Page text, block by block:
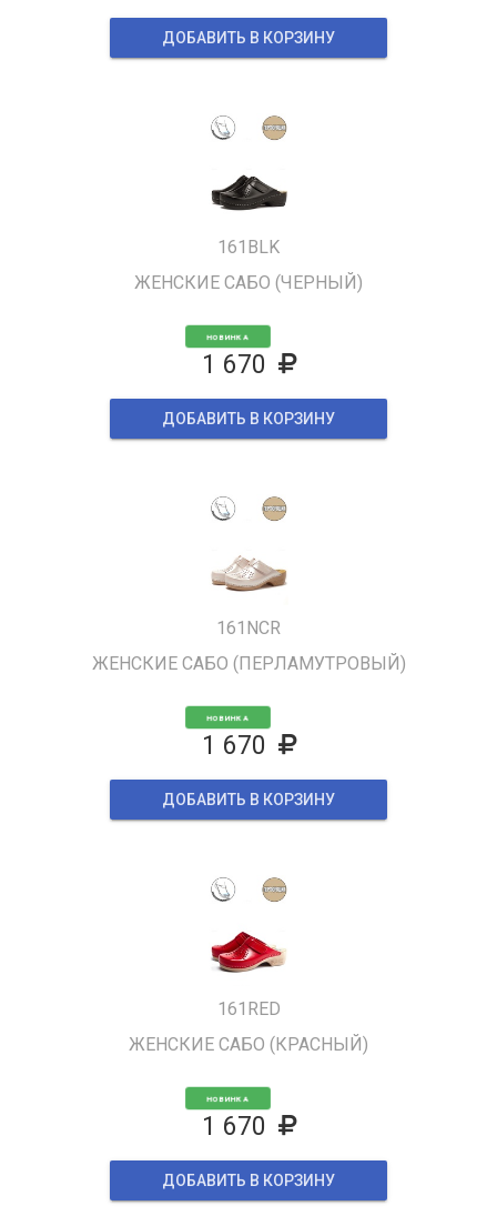
ДОБАВИТЬ В КОРЗИНУ
161BLK
ЖЕНСКИЕ САБО (ЧЕРНЫЙ)
НОВИНКА
1 670
ДОБАВИТЬ В КОРЗИНУ
161NCR
ЖЕНСКИЕ САБО (ПЕРЛАМУТРОВЫЙ)
НОВИНКА
1 670
ДОБАВИТЬ В КОРЗИНУ
161RED
ЖЕНСКИЕ САБО (КРАСНЫЙ)
НОВИНКА
1 670
ДОБАВИТЬ В КОРЗИНУ